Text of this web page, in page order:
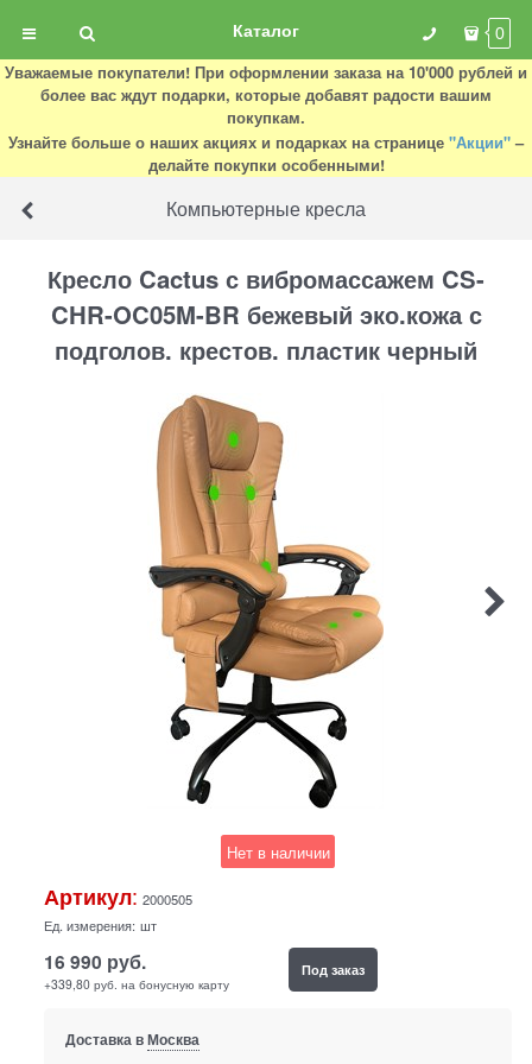
Каталог 0
Уважаемые покупатели! При оформлении заказа на 10'000 рублей и
более вас ждут подарки, которые добавят радости вашим
покупкам.
Узнайте больше о наших акциях и подарках на странице "Акции" –
делайте покупки особенными!
Компьютерные кресла
Кресло Cactus с вибромассажем CS-
CHR-OC05M-BR бежевый эко.кожа с
подголов. крестов. пластик черный
Нет в наличии
Артикул: 2000505
Ед. измерения: шт
16 990 руб.
+339,80 руб. на бонусную карту
Под заказ
Доставка вМосква